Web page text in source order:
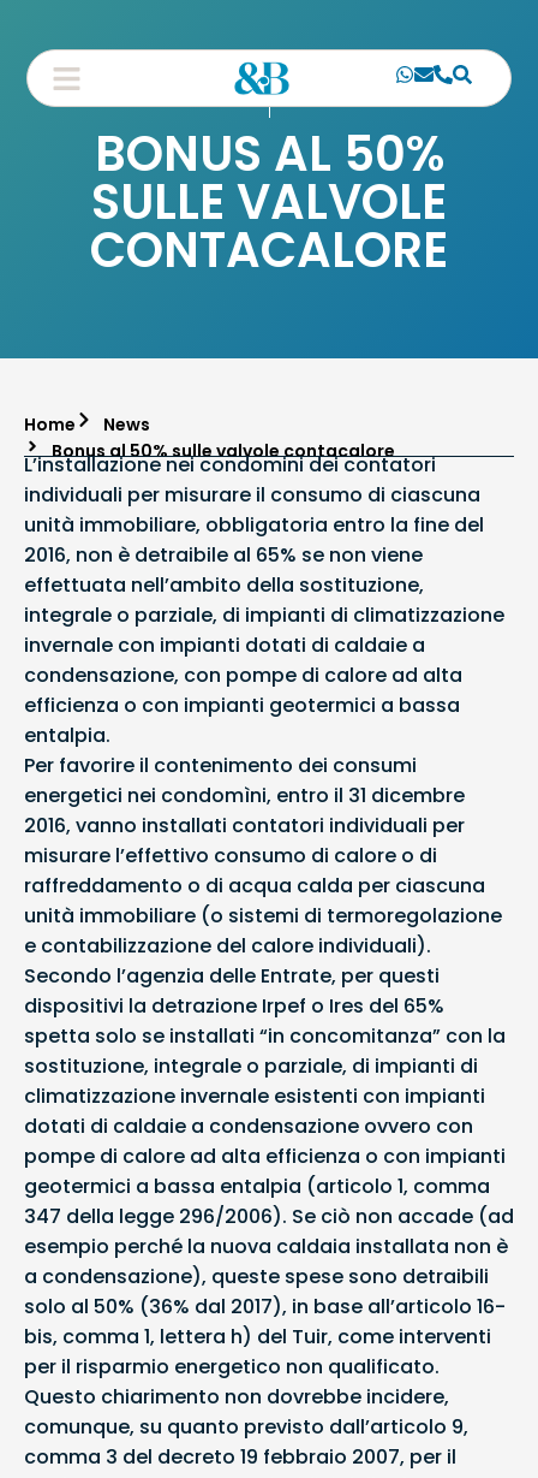
BONUS AL 50%
SULLE VALVOLE
CONTACALORE
Home
News
Bonus al 50% sulle valvole contacalore
L’installazione nei condomini dei contatori
individuali per misurare il consumo di ciascuna
unità immobiliare, obbligatoria entro la fine del
2016, non è detraibile al 65% se non viene
effettuata nell’ambito della sostituzione,
integrale o parziale, di impianti di climatizzazione
invernale con impianti dotati di caldaie a
condensazione, con pompe di calore ad alta
efficienza o con impianti geotermici a bassa
entalpia.
Per favorire il contenimento dei consumi
energetici nei condomìni, entro il 31 dicembre
2016, vanno installati contatori individuali per
misurare l’effettivo consumo di calore o di
raffreddamento o di acqua calda per ciascuna
unità immobiliare (o sistemi di termoregolazione
e contabilizzazione del calore individuali).
Secondo l’agenzia delle Entrate, per questi
dispositivi la detrazione Irpef o Ires del 65%
spetta solo se installati “in concomitanza” con la
sostituzione, integrale o parziale, di impianti di
climatizzazione invernale esistenti con impianti
dotati di caldaie a condensazione ovvero con
pompe di calore ad alta efficienza o con impianti
geotermici a bassa entalpia (articolo 1, comma
347 della legge 296/2006). Se ciò non accade (ad
esempio perché la nuova caldaia installata non è
a condensazione), queste spese sono detraibili
solo al 50% (36% dal 2017), in base all’articolo 16-
bis, comma 1, lettera h) del Tuir, come interventi
per il risparmio energetico non qualificato.
Questo chiarimento non dovrebbe incidere,
comunque, su quanto previsto dall’articolo 9,
comma 3 del decreto 19 febbraio 2007, per il